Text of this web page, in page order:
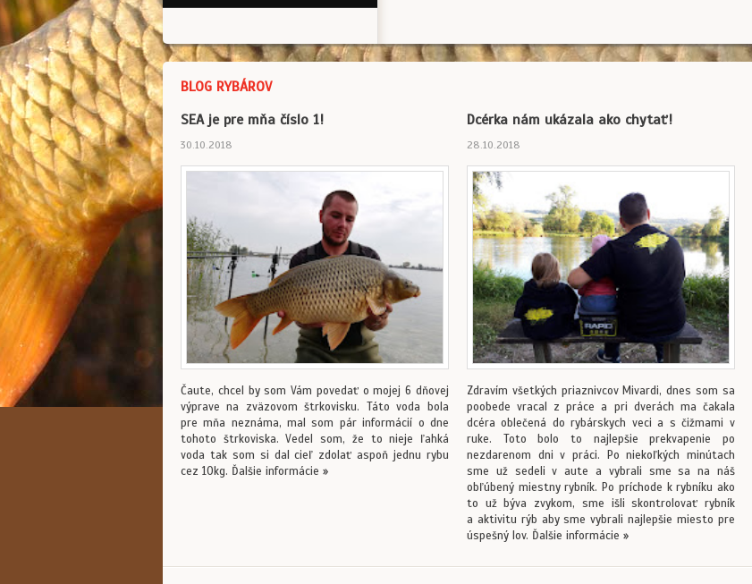
BLOG RYBÁROV
SEA je pre mňa číslo 1!
30.10.2018
Čaute, chcel by som Vám povedať o mojej 6 dňovej
výprave na zväzovom štrkovisku. Táto voda bola
pre mňa neznáma, mal som pár informácií o dne
tohoto štrkoviska. Vedel som, že to nieje ľahká
voda tak som si dal cieľ zdolať aspoň jednu rybu
cez 10kg. Ďalšie informácie »
Dcérka nám ukázala ako chytať!
28.10.2018
Zdravím všetkých priaznivcov Mivardi, dnes som sa
poobede vracal z práce a pri dverách ma čakala
dcéra oblečená do rybárskych veci a s čižmami v
ruke. Toto bolo to najlepšie prekvapenie po
nezdarenom dni v práci. Po niekoľkých minútach
sme už sedeli v aute a vybrali sme sa na náš
obľúbený miestny rybník. Po príchode k rybníku ako
to už býva zvykom, sme išli skontrolovať rybník
a aktivitu rýb aby sme vybrali najlepšie miesto pre
úspešný lov. Ďalšie informácie »